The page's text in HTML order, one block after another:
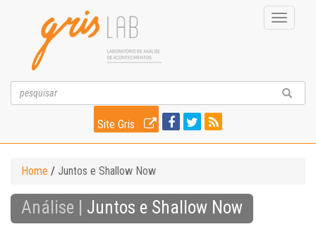
Toggle
Site Gris
Home / Juntos e Shallow Now
Análise | Juntos e Shallow Now